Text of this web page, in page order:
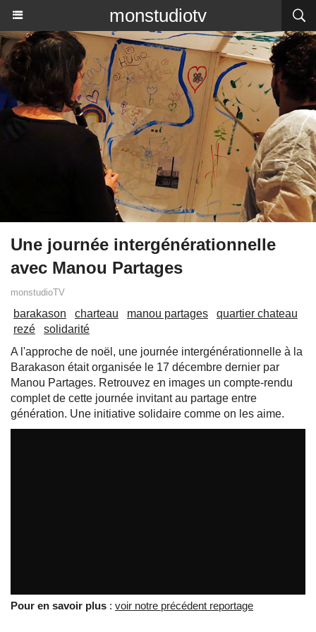
monstudiotv
Une journée intergénérationnelle
avec Manou Partages
monstudioTV
barakason charteau manou partages
quartier chateau
rezé
solidarité
A l'approche de noël, une journée intergénérationnelle à la
Barakason était organisée le 17 décembre dernier par
Manou Partages. Retrouvez en images un compte-rendu
complet de cette journée invitant au partage entre
génération. Une initiative solidaire comme on les aime.
Pour en savoir plus : voir notre précédent reportage